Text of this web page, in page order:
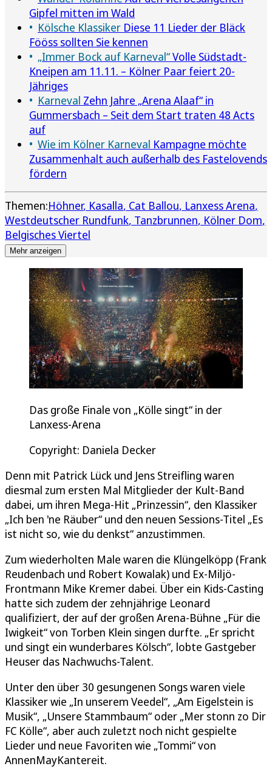
Gipfel mitten im Wald
Kölsche Klassiker Diese 11 Lieder der Bläck
Fööss sollten Sie kennen
„Immer Bock auf Karneval“Volle Südstadt-
Kneipen am 11.11. – Kölner Paar feiert 20-
Jähriges
Karneval Zehn Jahre „Arena Alaaf“ in
Gummersbach – Seit dem Start traten 48 Acts
auf
Wie im Kölner Karneval Kampagne möchte
Zusammenhalt auch außerhalb des Fastelovends
fördern
Themen:Höhner Kasalla Cat Ballou Lanxess Arena
Westdeutscher Rundfunk Tanzbrunnen Kölner Dom
Belgisches Viertel
Mehr anzeigen
Das große Finale von „Kölle singt“ in der
Lanxess-Arena
Copyright: Daniela Decker
Denn mit Patrick Lück und Jens Streifling waren
diesmal zum ersten Mal Mitglieder der Kult-Band
dabei, um ihren Mega-Hit „Prinzessin“, den Klassiker
„Ich ben 'ne Räuber“ und den neuen Sessions-Titel „Es
ist nicht so, wie du denkst“ anzustimmen.
Zum wiederholten Male waren die Klüngelköpp (Frank
Reudenbach und Robert Kowalak) und Ex-Miljö-
Frontmann Mike Kremer dabei. Über ein Kids-Casting
hatte sich zudem der zehnjährige Leonard
qualifiziert, der auf der großen Arena-Bühne „Für die
Iwigkeit“ von Torben Klein singen durfte. „Er spricht
und singt ein wunderbares Kölsch“, lobte Gastgeber
Heuser das Nachwuchs-Talent.
Unter den über 30 gesungenen Songs waren viele
Klassiker wie „In unserem Veedel“, „Am Eigelstein is
Musik“, „Unsere Stammbaum“ oder „Mer stonn zo Dir
FC Kölle“, aber auch zuletzt noch nicht gespielte
Lieder und neue Favoriten wie „Tommi“ von
AnnenMayKantereit.